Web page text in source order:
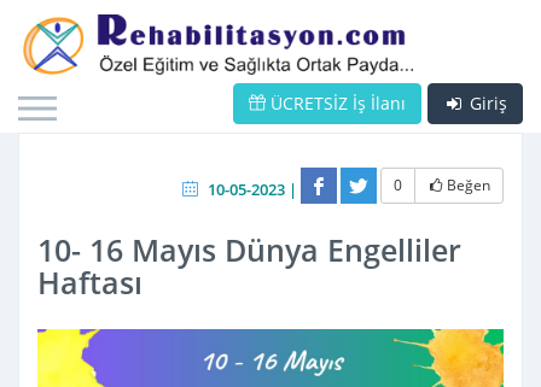
Giriş
ÜCRETSİZ İş İlanı
10-05-2023 | 0 Beğen
10- 16 Mayıs Dünya Engelliler
Haftası